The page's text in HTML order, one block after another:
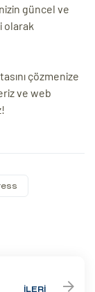
güncel ve
olarak
çözmenize
ve web
İLERI